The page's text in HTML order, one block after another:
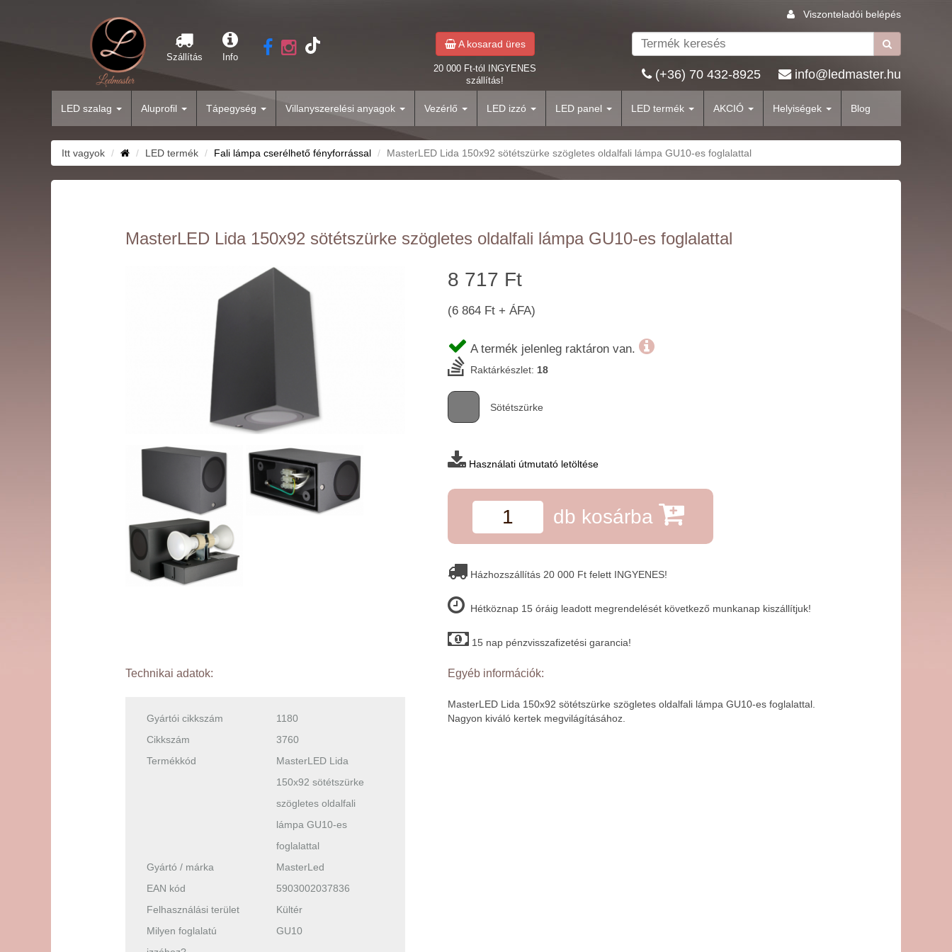
Viszonteladói belépés
Szállítás Info
A kosarad üres
20 000 Ft-tól INGYENES
szállítás!
(+36) 70 432-8925 info@ledmaster.hu
LED szalag Aluprofil Tápegység Villanyszerelési anyagok Vezérlő LED izzó LED panel LED termék AKCIÓ Helyiségek Blog
Itt vagyok LED termék Fali lámpa cserélhető fényforrással MasterLED Lida 150x92 sötétszürke szögletes oldalfali lámpa GU10-es foglalattal
MasterLED Lida 150x92 sötétszürke szögletes oldalfali lámpa GU10-es foglalattal
8 717 Ft
(6 864 Ft + ÁFA)
A termék jelenleg raktáron van.
Raktárkészlet: 18
Sötétszürke
Használati útmutató letöltése
db kosárba
Házhozszállítás 20 000 Ft felett INGYENES!
Hétköznap 15 óráig leadott megrendelését következő munkanap kiszállítjuk!
15 nap pénzvisszafizetési garancia!
Technikai adatok:
Gyártói cikkszám
1180
Cikkszám
3760
Termékkód
MasterLED Lida
150x92 sötétszürke
szögletes oldalfali
lámpa GU10-es
foglalattal
Gyártó / márka
MasterLed
EAN kód
5903002037836
Felhasználási terület
Kültér
Milyen foglalatú
GU10
Egyéb információk:
MasterLED Lida 150x92 sötétszürke szögletes oldalfali lámpa GU10-es foglalattal.
Nagyon kiváló kertek megvilágításához.